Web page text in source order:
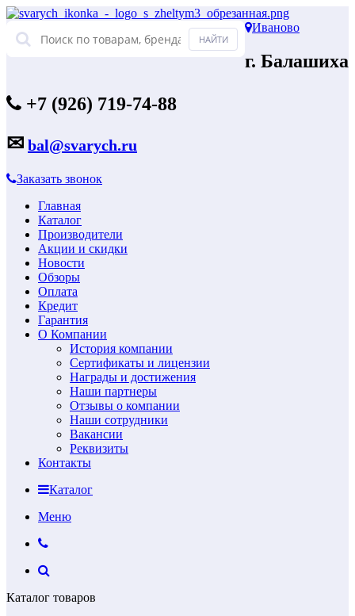
Иваново
г. Балашиха
+7 (926) 719-74-88
✉ bal@svarych.ru
Заказать звонок
Главная
Каталог
Производители
Акции и скидки
Новости
Обзоры
Оплата
Кредит
Гарантия
О Компании
История компании
Сертификаты и лицензии
Награды и достижения
Наши партнеры
Отзывы о компании
Наши сотрудники
Вакансии
Реквизиты
Контакты
Каталог
Меню
Каталог товаров